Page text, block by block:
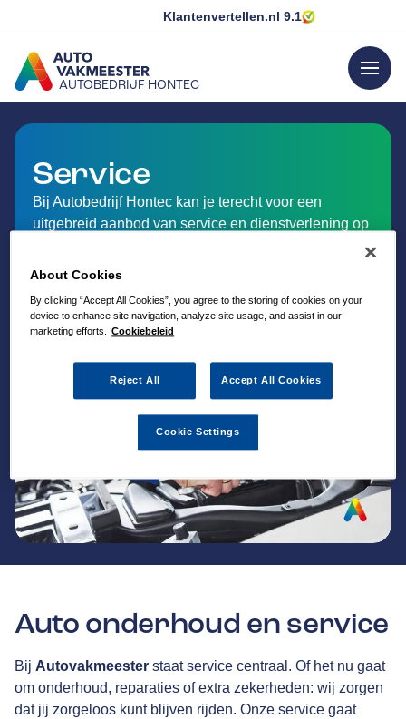
Klantenvertellen.nl 9.1
AUTOBEDRIJF HONTEC
GA NAAR DE HOMEPAGINA
menu
Service
Bij Autobedrijf Hontec kan je terecht voor een
uitgebreid aanbod van service en dienstverlening op
Auto onderhoud en service
Bij Autovakmeester staat service centraal. Of het nu gaat
om onderhoud, reparaties of extra zekerheden: wij zorgen
dat jij zorgeloos kunt blijven rijden. Onze service gaat
About Cookies
By clicking “Accept All Cookies”, you agree to the storing of cookies on your
device to enhance site navigation, analyze site usage, and assist in our
marketing efforts. Cookiebeleid
Reject All Accept All Cookies
Cookie Settings